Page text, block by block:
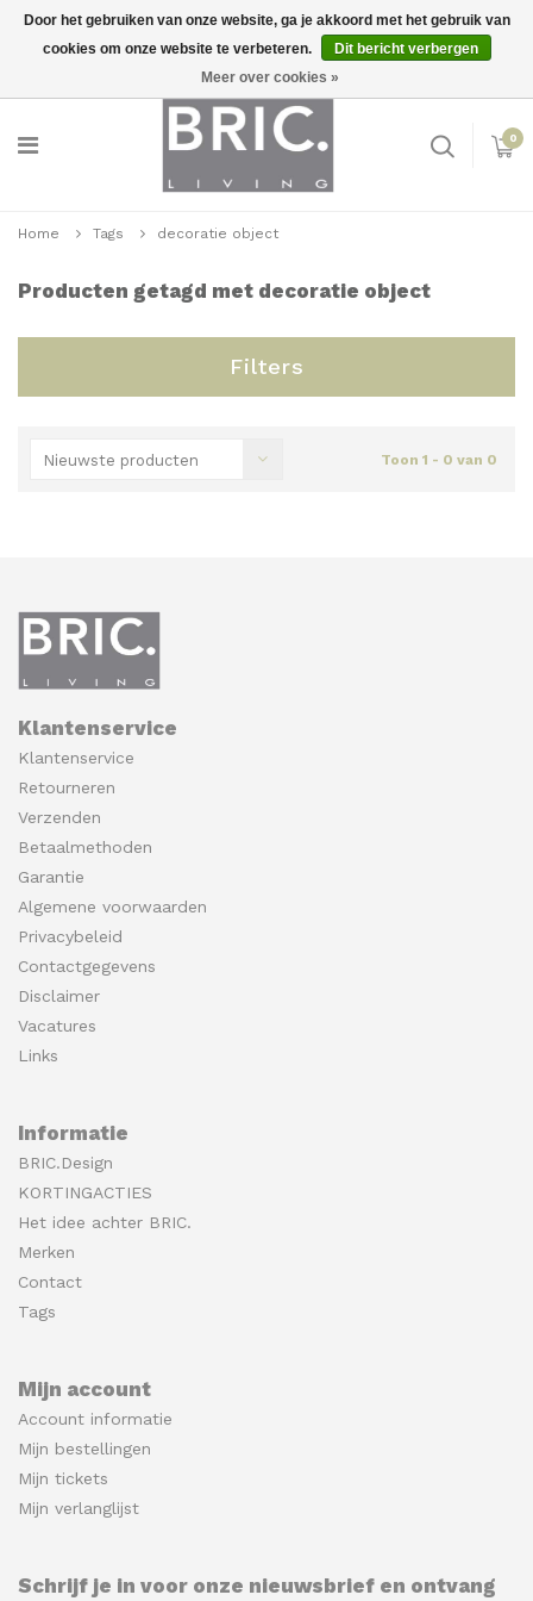
Inloggen
0
Home Tags decoratie object
Producten getagd met decoratie object
Filters
Nieuwste producten Toon 1 - 0 van 0
Klantenservice
Klantenservice
Retourneren
Verzenden
Betaalmethoden
Garantie
Algemene voorwaarden
Privacybeleid
Contactgegevens
Disclaimer
Vacatures
Links
Informatie
BRIC.Design
KORTINGACTIES
Het idee achter BRIC.
Merken
Contact
Tags
Mijn account
Account informatie
Mijn bestellingen
Mijn tickets
Mijn verlanglijst
Schrijf je in voor onze nieuwsbrief en ontvang
Door het gebruiken van onze website, ga je akkoord met het gebruik van
cookies om onze website te verbeteren.
Dit bericht verbergen
Meer over cookies »